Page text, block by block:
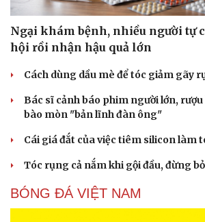
Ngại khám bệnh, nhiều người tự
hội rồi nhận hậu quả lớn
Cách dùng dầu mè để tóc giảm gãy
Bác sĩ cảnh báo phim người lớn,
bào mòn "bản lĩnh đàn ông"
Cái giá đắt của việc tiêm silicon làm
Tóc rụng cả nắm khi gội đầu, đừng
BÓNG ĐÁ VIỆT NAM